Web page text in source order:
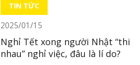
TIN TỨC
2025/01/15
Nghỉ Tết xong người Nhật “thi
nhau” nghỉ việc, đâu là lí do?